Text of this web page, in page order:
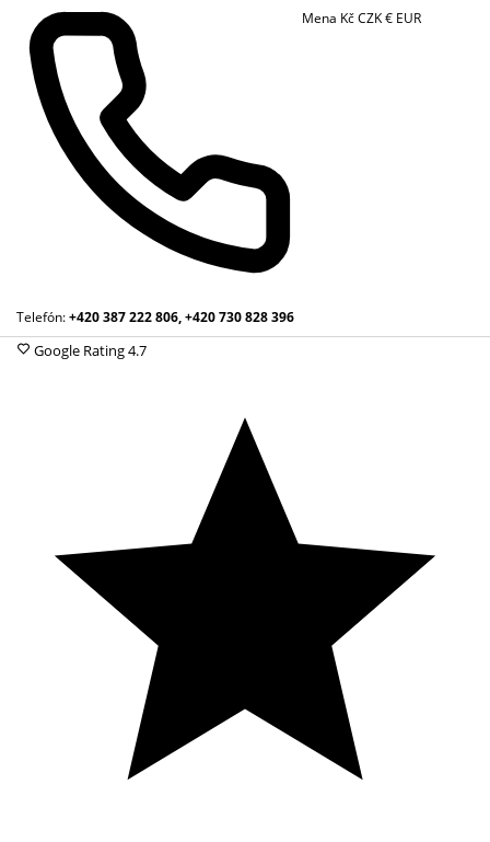
Telefón:+420 387 222 806, +420 730 828 396
Mena KčCZK€ EUR
Google Rating4.7